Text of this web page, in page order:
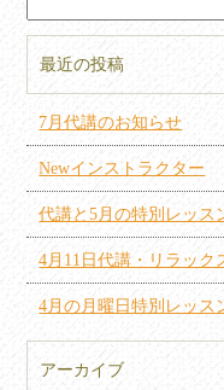
最近の投稿
7月代講のお知らせ
Newインストラクター
代講と5月の特別レッス
4月11日代講・リラッ
4月の月曜日特別レッス
アーカイブ